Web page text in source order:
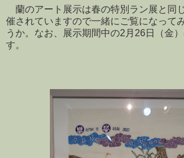
蘭のアート展示は春の特別ラン展と同
催されていますので一緒にご覧になって
うか。なお、展示期間中の2月26日（金
す。